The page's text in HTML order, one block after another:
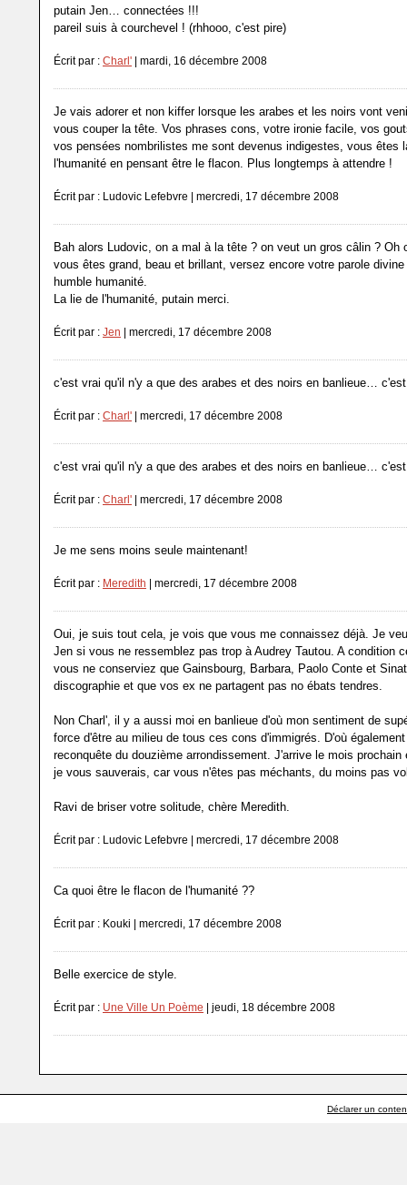
putain Jen… connectées !!!
pareil suis à courchevel ! (rhhooo, c'est pire)
Écrit par : Charl' | mardi, 16 décembre 2008
Je vais adorer et non kiffer lorsque les arabes et les noirs vont
vous couper la tête. Vos phrases cons, votre ironie facile, vos
vos pensées nombrilistes me sont devenus indigestes, vous êtes
l'humanité en pensant être le flacon. Plus longtemps à attendre !
Écrit par : Ludovic Lefebvre | mercredi, 17 décembre 2008
Bah alors Ludovic, on a mal à la tête ? on veut un gros câlin ? Oh
vous êtes grand, beau et brillant, versez encore votre parole
humble humanité.
La lie de l'humanité, putain merci.
Écrit par : Jen | mercredi, 17 décembre 2008
c'est vrai qu'il n'y a que des arabes et des noirs en banlieue…
Écrit par : Charl' | mercredi, 17 décembre 2008
c'est vrai qu'il n'y a que des arabes et des noirs en banlieue…
Écrit par : Charl' | mercredi, 17 décembre 2008
Je me sens moins seule maintenant!
Écrit par : Meredith | mercredi, 17 décembre 2008
Oui, je suis tout cela, je vois que vous me connaissez déjà. Je
Jen si vous ne ressemblez pas trop à Audrey Tautou. A condition
vous ne conserviez que Gainsbourg, Barbara, Paolo Conte et
discographie et que vos ex ne partagent pas no ébats tendres.
Non Charl', il y a aussi moi en banlieue d'où mon sentiment de
force d'être au milieu de tous ces cons d'immigrés. D'où
reconquête du douzième arrondissement. J'arrive le mois prochain
je vous sauverais, car vous n'êtes pas méchants, du moins pas
Ravi de briser votre solitude, chère Meredith.
Écrit par : Ludovic Lefebvre | mercredi, 17 décembre 2008
Ca quoi être le flacon de l'humanité ??
Écrit par : Kouki | mercredi, 17 décembre 2008
Belle exercice de style.
Écrit par : Une Ville Un Poème | jeudi, 18 décembre 2008
Déclarer un